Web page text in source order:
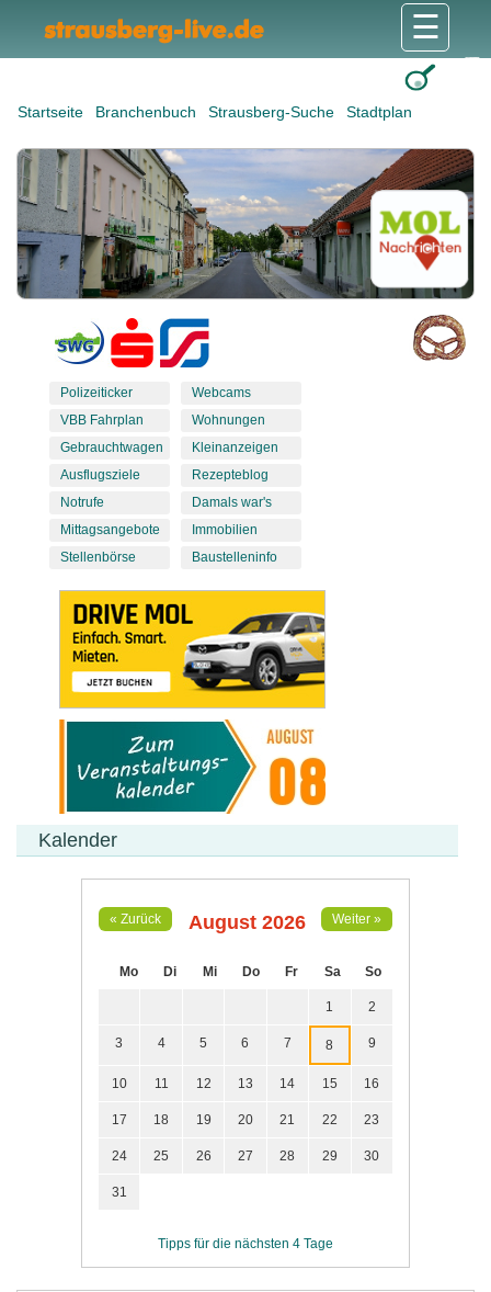
Startseite Branchenbuch Strausberg-Suche Stadtplan
☰
Polizeiticker
VBB Fahrplan
Gebrauchtwagen
Ausflugsziele
Notrufe
Mittagsangebote
Stellenbörse
Webcams
Wohnungen
Kleinanzeigen
Rezepteblog
Damals war's
Immobilien
Baustelleninfo
Kalender
« Zurück August 2026 Weiter »
Mo Di Mi Do Fr Sa So
1 2
3 4 5 6 7 8 9
10 11 12 13 14 15 16
17 18 19 20 21 22 23
24 25 26 27 28 29 30
31
Tipps für die nächsten 4 Tage